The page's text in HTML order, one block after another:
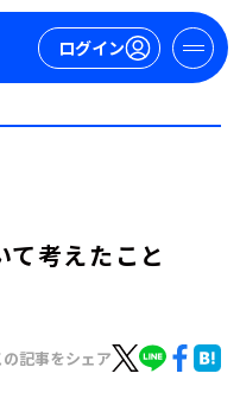
ログイン
て考えたこと
の記事をシェア